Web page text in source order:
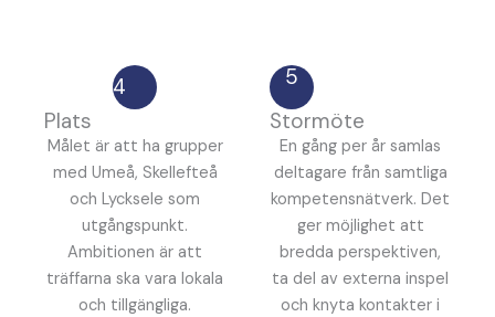
4
Plats
Målet är att ha grupper
med Umeå, Skellefteå
och Lycksele som
utgångspunkt.
Ambitionen är att
träffarna ska vara lokala
och tillgängliga.
5
Stormöte
En gång per år samlas
deltagare från samtliga
kompetensnätverk. Det
ger möjlighet att
bredda perspektiven,
ta del av externa inspel
och knyta kontakter i